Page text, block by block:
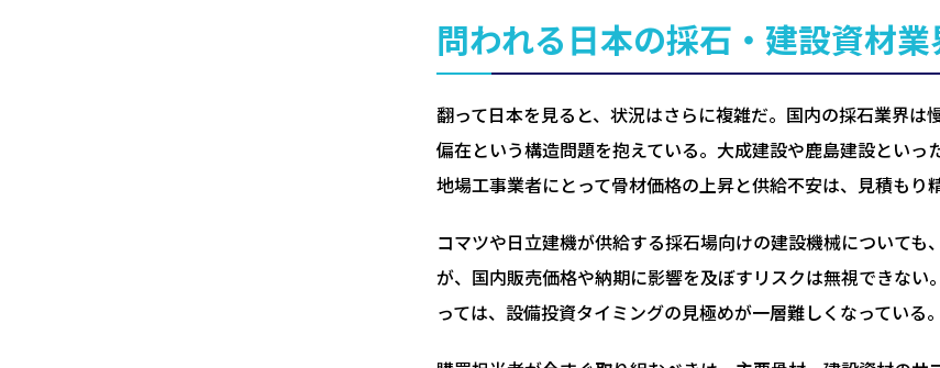
問われる日本の採石・建設資材
翻って日本を見ると、状況はさらに複雑だ。国内の採石業界
偏在という構造問題を抱えている。大成建設や鹿島建設とい
地場工事業者にとって骨材価格の上昇と供給不安は、見積もり
コマツや日立建機が供給する採石場向けの建設機械について
が、国内販売価格や納期に影響を及ぼすリスクは無視できな
っては、設備投資タイミングの見極めが一層難しくなっている。